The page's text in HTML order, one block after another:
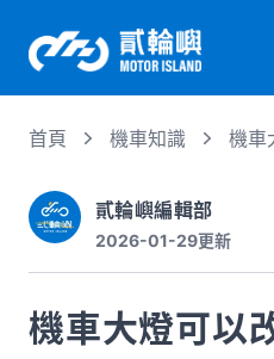
服務項目
機車行情
首頁 機車知識
機車
貳輪嶼編輯部
2026-01-29更新
機車大燈可以